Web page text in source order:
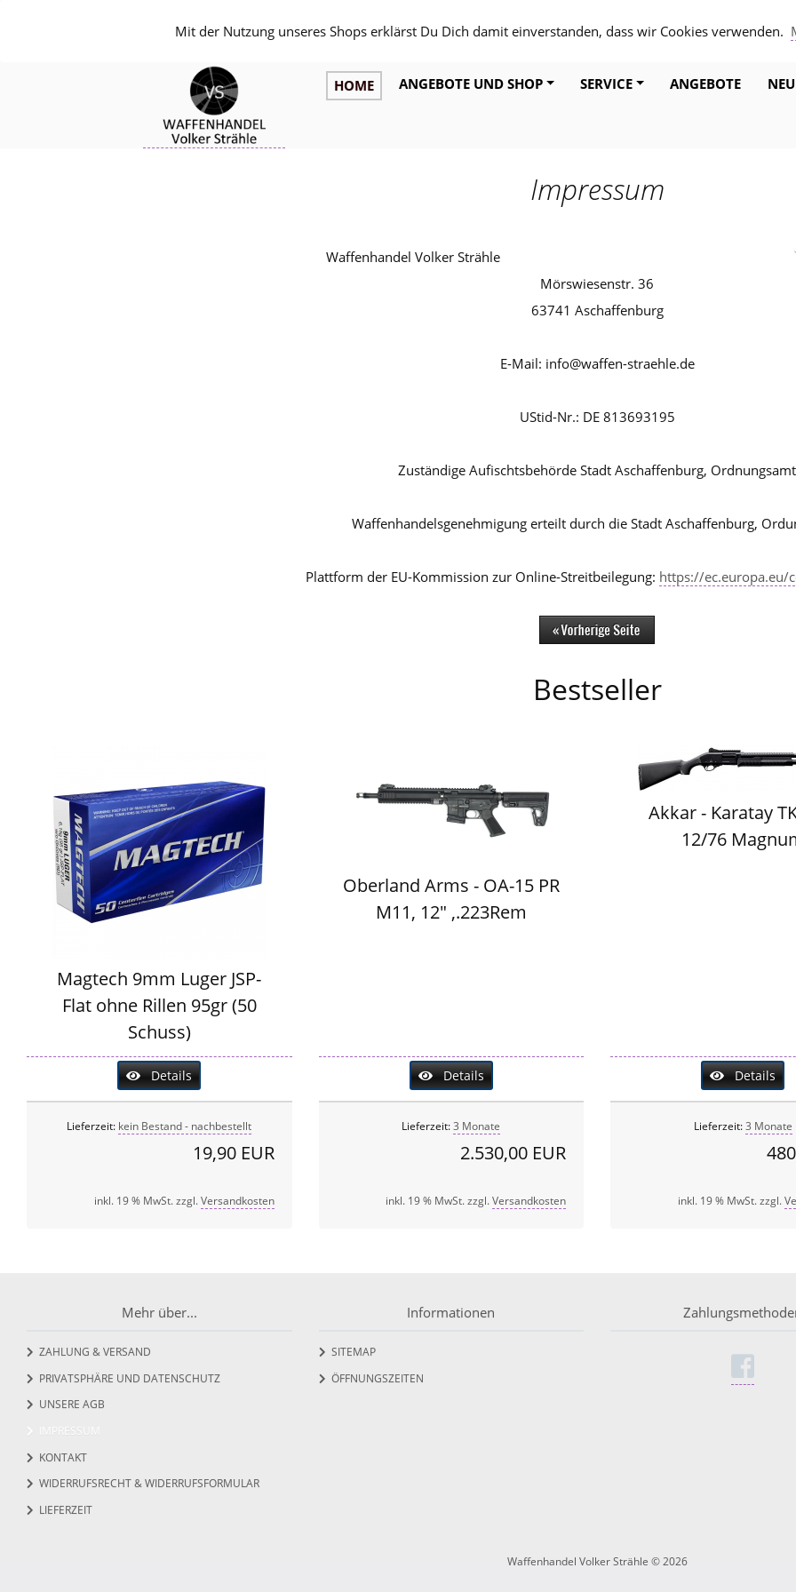
Mit der Nutzung unseres Shops erklärst Du Dich damit einverstanden, dass wir Cookies verwenden.
HOME ANGEBOTE UND SHOP SERVICE ANGEBOTE
Impressum
Waffenhandel Volker Strähle
Mörswiesenstr. 36
63741 Aschaffenburg
E-Mail: info@waffen-straehle.de
UStid-Nr.: DE 813693195
Zuständige Aufischtsbehörde Stadt Aschaffenburg, Ordnungsamt
Waffenhandelsgenehmigung erteilt durch die Stadt Aschaffenburg,
Plattform der EU-Kommission zur Online-Streitbeilegung: https://ec.europa.eu/
Bestseller
Magtech 9mm Luger JSP-
Flat ohne Rillen 95gr (50
Schuss)
Details
Lieferzeit: kein Bestand - nachbestellt
19,90 EUR
inkl. 19 % MwSt. zzgl.Versandkosten
Oberland Arms - OA-15 PR
M11, 12" ,.223Rem
Details
Lieferzeit:3 Monate
2.530,00 EUR
inkl. 19 % MwSt. zzgl.Versandkosten
Akkar - Karatay
12/76
Details
Lieferzeit:3 Monate
inkl. 19 % MwSt. zzgl.
Mehr über...
ZAHLUNG & VERSAND
PRIVATSPHÄRE UND DATENSCHUTZ
UNSERE AGB
IMPRESSUM
KONTAKT
WIDERRUFSRECHT & WIDERRUFSFORMULAR
LIEFERZEIT
Informationen
SITEMAP
ÖFFNUNGSZEITEN
Waffenhandel Volker Strähle © 2026